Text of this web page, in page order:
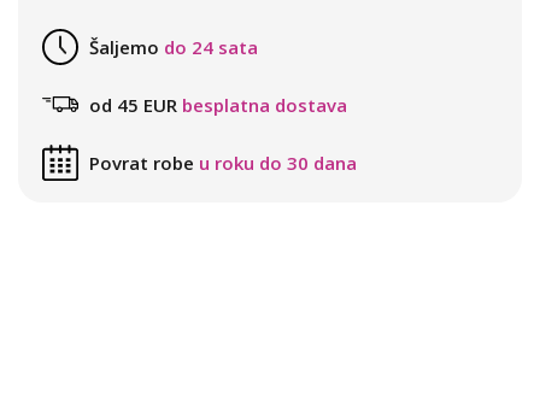
Šaljemo do 24 sata
od 45 EUR besplatna dostava
Povrat robe u roku do 30 dana